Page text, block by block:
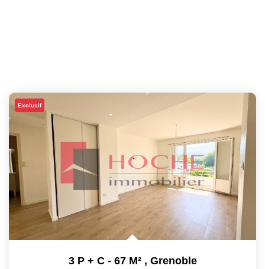
Exclusif
3 P + C - 67 M² , Grenoble